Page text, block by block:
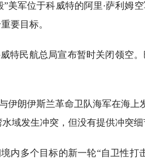
军位于科威特的阿里·萨利姆空
要目标。
特民航总局宣布暂时关闭领空
伊朗伊斯兰革命卫队海军在海上
域发生冲突，但没有提供冲突细
内多个目标的新一轮“自卫性打